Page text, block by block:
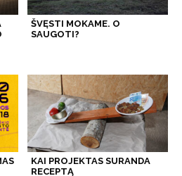
ŠVĘSTI MOKAME. O
SAUGOTI?
KAI PROJEKTAS SURANDA
RECEPTĄ